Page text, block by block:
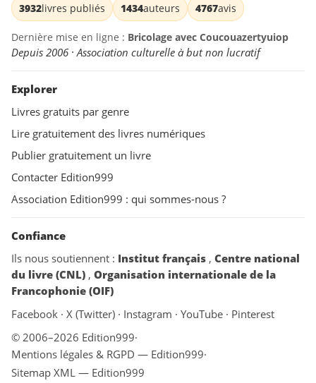
3932livres publiés 1434auteurs 4767avis
Dernière mise en ligne : Bricolage avec Coucouazertyuiop
Depuis 2006 · Association culturelle à but non lucratif
Explorer
Livres gratuits par genre
Lire gratuitement des livres numériques
Publier gratuitement un livre
Contacter Edition999
Association Edition999 : qui sommes-nous ?
Confiance
Ils nous soutiennent : Institut français , Centre national
du livre (CNL) , Organisation internationale de la
Francophonie (OIF)
Facebook · X (Twitter) · Instagram · YouTube · Pinterest
© 2006–2026 Edition999·
Mentions légales & RGPD — Edition999·
Sitemap XML — Edition999